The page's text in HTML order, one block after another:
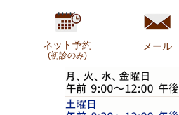
ネット予約
(初診のみ)
メール